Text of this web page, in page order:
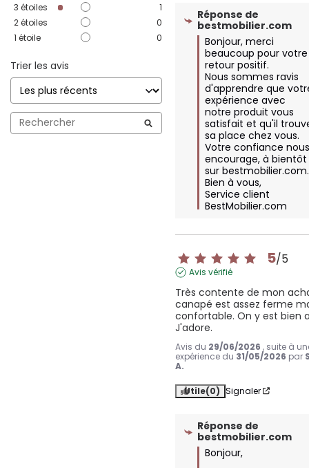
3 étoiles
1
2étoiles
0
1 étoile 0
Trier les avis
Réponse de
bestmobilier.com
Bonjour, merci
beaucoup pour votre
retour positif.
Nous sommes ravis
d'apprendre que
expérience avec
notre produit vous
satisfait et qu'il
sa place chez vous.
Votre confiance
encourage, à bientôt
sur bestmobilier.com.
Bien à vous,
Service client
BestMobilier.com
5/5
Avis vérifié
Très contente de mon
canapé est assez ferme
confortable. On y est bien
J'adore.
Avis du 29/06/2026 , suite à
expérience du 31/05/2026 par
A.
Utile(0) Signaler
Réponse de
bestmobilier.com
Bonjour,